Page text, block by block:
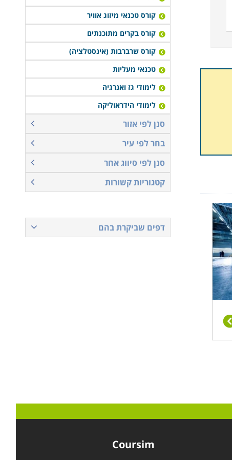
קורס טכנאי מיזוג אוויר
קורס בקרים מתוכנתים
קורס שרברבות (אינסטלציה)
טכנאי מעליות
לימודי גז ואנרגיה
לימודי הידראוליקה
סנן לפי אזור
בחר לפי עיר
סנן לפי סיווג אחר
קטגוריות קשורות
דפים שביקרת בהם
Coursim